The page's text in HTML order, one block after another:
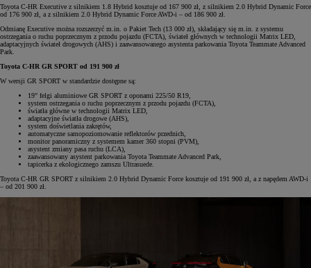
Toyota C-HR Executive z silnikiem 1.8 Hybrid kosztuje od 167 900 zł, z silnikiem 2.0 Hybrid Dynamic Force
od 176 900 zł, a z silnikiem 2.0 Hybrid Dynamic Force AWD-i – od 186 900 zł.
Odmianę Executive można rozszerzyć m.in. o Pakiet Tech (13 000 zł), składający się m.in. z systemu
ostrzegania o ruchu poprzecznym z przodu pojazdu (FCTA), świateł głównych w technologii Matrix LED,
adaptacyjnych świateł drogowych (AHS) i zaawansowanego asystenta parkowania Toyota Teammate Advanced
Park.
Toyota C-HR GR SPORT od 191 900 zł
W wersji GR SPORT w standardzie dostępne są:
19" felgi aluminiowe GR SPORT z oponami 225/50 R19,
system ostrzegania o ruchu poprzecznym z przodu pojazdu (FCTA),
światła główne w technologii Matrix LED,
adaptacyjne światła drogowe (AHS),
system doświetlania zakrętów,
automatyczne samopoziomowanie reflektorów przednich,
monitor panoramiczny z systemem kamer 360 stopni (PVM),
asystent zmiany pasa ruchu (LCA),
zaawansowany asystent parkowania Toyota Teammate Advanced Park,
tapicerka z ekologicznego zamszu Ultrasuede.
Toyota C-HR GR SPORT z silnikiem 2.0 Hybrid Dynamic Force kosztuje od 191 900 zł, a z napędem AWD-i
– od 201 900 zł.